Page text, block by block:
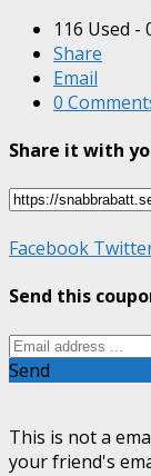
116 Used -
Share
Email
0
Share it with
Facebook
Send this
Send
This is not a
your friend's